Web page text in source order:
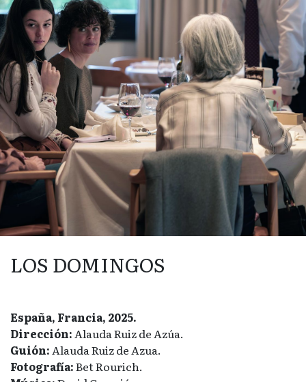
LOS DOMINGOS
España, Francia, 2025.
Dirección:Alauda Ruiz de Azúa.
Guión:Alauda Ruiz de Azua.
Fotografía:Bet Rourich.